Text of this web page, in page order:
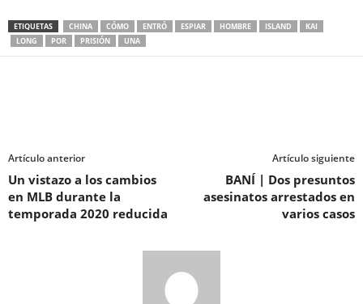
ETIQUETAS CHINA CÓMO ENTRÓ ESPIAR HOMBRE ISLAND
KAI
LONG
POR PRISIÓN UNA
Artículo anterior
Un vistazo a los cambios
en MLB durante la
temporada 2020 reducida
Artículo siguiente
BANÍ | Dos presuntos
asesinatos arrestados en
varios casos